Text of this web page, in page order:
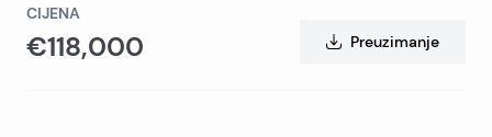
CIJENA
€118,000 Preuzimanje